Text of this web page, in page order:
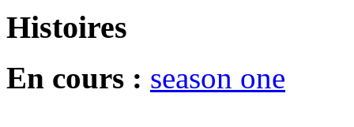
Histoires
En cours : season one